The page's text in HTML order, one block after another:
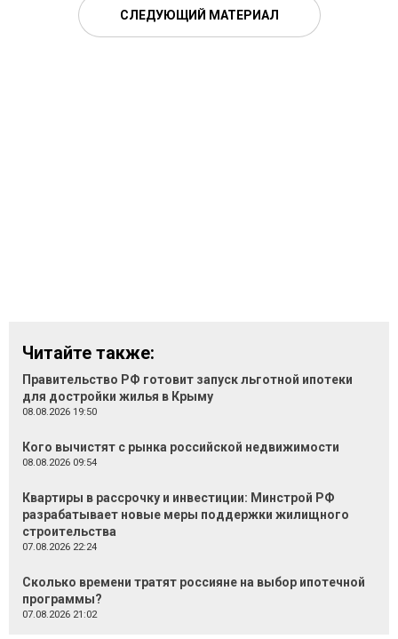
СЛЕДУЮЩИЙ МАТЕРИАЛ
Читайте также:
Правительство РФ готовит запуск льготной ипотеки
для достройки жилья в Крыму
08.08.2026 19:50
Кого вычистят с рынка российской недвижимости
08.08.2026 09:54
Квартиры в рассрочку и инвестиции: Минстрой РФ
разрабатывает новые меры поддержки жилищного
строительства
07.08.2026 22:24
Сколько времени тратят россияне на выбор ипотечной
программы?
07.08.2026 21:02